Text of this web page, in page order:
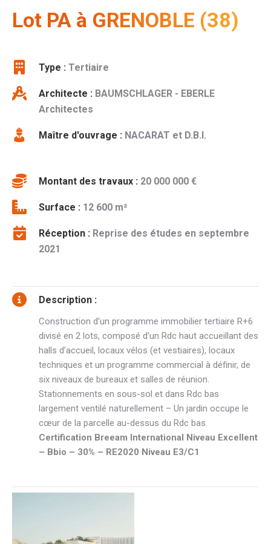
Lot PA à GRENOBLE (38)
Type : Tertiaire
Architecte : BAUMSCHLAGER - EBERLE
Architectes
Maître d'ouvrage : NACARAT et D.B.I.
Montant des travaux : 20 000 000 €
Surface : 12 600 m²
Réception : Reprise des études en septembre
2021
Description :
Construction d’un programme immobilier tertiaire R+6
divisé en 2 lots, composé d’un Rdc haut accueillant des
halls d’accueil, locaux vélos (et vestiaires), locaux
techniques et un programme commercial à définir, de
six niveaux de bureaux et salles de réunion.
Stationnements en sous-sol et dans Rdc bas
largement ventilé naturellement – Un jardin occupe le
cœur de la parcelle au-dessus du Rdc bas.
Certification Breeam International Niveau Excellent
– Bbio – 30% – RE2020 Niveau E3/C1